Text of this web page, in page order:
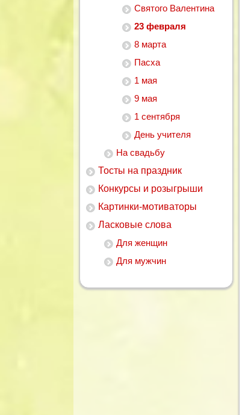
Святого Валентина
23 февраля
8 марта
Пасха
1 мая
9 мая
1 сентября
День учителя
На свадьбу
Тосты на праздник
Конкурсы и розыгрыши
Картинки-мотиваторы
Ласковые слова
Для женщин
Для мужчин